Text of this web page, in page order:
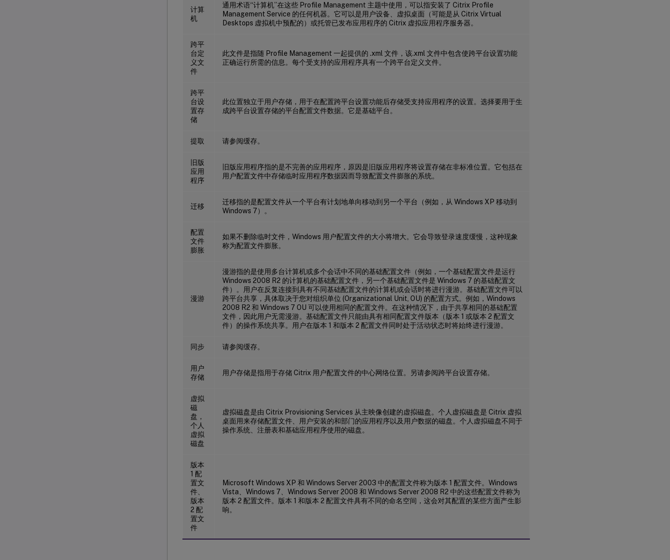
计算
机
通用术语“计算机”在这些 Profile Management 主题中使用，可以指安装了 Citrix Profile
Management Service 的任何机器。它可以是用户设备、虚拟桌面（可能是从 Citrix Virtual
Desktops 虚拟机中预配的）或托管已发布应用程序的 Citrix 虚拟应用程序服务器。
跨平
台定
义文
件
此文件是指随 Profile Management 一起提供的 .xml 文件，该.xml 文件中包含使跨平台设置功能
正确运行所需的信息。每个受支持的应用程序具有一个跨平台定义文件。
跨平
台设
置存
储
此位置独立于用户存储，用于在配置跨平台设置功能后存储受支持应用程序的设置。选择要用于生
成跨平台设置存储的平台配置文件数据。它是基础平台。
提取 请参阅缓存。
旧版
应用
程序
旧版应用程序指的是不完善的应用程序，原因是旧版应用程序将设置存储在非标准位置。它包括在
用户配置文件中存储临时应用程序数据因而导致配置文件膨胀的系统。
迁移
迁移指的是配置文件从一个平台有计划地单向移动到另一个平台（例如，从 Windows XP 移动到
Windows 7）。
配置
文件
膨胀
如果不删除临时文件，Windows 用户配置文件的大小将增大。它会导致登录速度缓慢，这种现象
称为配置文件膨胀。
漫游
漫游指的是使用多台计算机或多个会话中不同的基础配置文件（例如，一个基础配置文件是运行
Windows 2008 R2 的计算机的基础配置文件，另一个基础配置文件是 Windows 7 的基础配置文
件）。用户在反复连接到具有不同基础配置文件的计算机或会话时将进行漫游。基础配置文件可以
跨平台共享，具体取决于您对组织单位 (Organizational Unit, OU) 的配置方式。例如，Windows
2008 R2 和 Windows 7 OU 可以使用相同的配置文件。在这种情况下，由于共享相同的基础配置
文件，因此用户无需漫游。基础配置文件只能由具有相同配置文件版本（版本 1 或版本 2 配置文
件）的操作系统共享。用户在版本 1 和版本 2 配置文件同时处于活动状态时将始终进行漫游。
同步 请参阅缓存。
用户
存储
用户存储是指用于存储 Citrix 用户配置文件的中心网络位置。另请参阅跨平台设置存储。
虚拟
磁
盘，
个人
虚拟
磁盘
虚拟磁盘是由 Citrix Provisioning Services 从主映像创建的虚拟磁盘。个人虚拟磁盘是 Citrix 虚拟
桌面用来存储配置文件、用户安装的和部门的应用程序以及用户数据的磁盘。个人虚拟磁盘不同于
操作系统、注册表和基础应用程序使用的磁盘。
版本
1 配
置文
件、
版本
2 配
置文
件
Microsoft Windows XP 和 Windows Server 2003 中的配置文件称为版本 1 配置文件。Windows
Vista、Windows 7、Windows Server 2008 和 Windows Server 2008 R2 中的这些配置文件称为
版本 2 配置文件。版本 1 和版本 2 配置文件具有不同的命名空间，这会对其配置的某些方面产生影
响。